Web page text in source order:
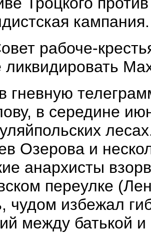
кампания.
рабоче-
гневную
в середине
Озерова и
анархисты
переулке
чудом избежал
между батькой